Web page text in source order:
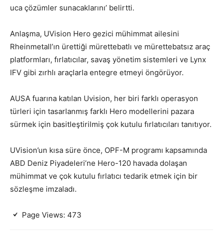
uca çözümler sunacaklarını’ belirtti.
Anlaşma, UVision Hero gezici mühimmat ailesini
Rheinmetall’ın ürettiği mürettebatlı ve mürettebatsız araç
platformları, fırlatıcılar, savaş yönetim sistemleri ve Lynx
IFV gibi zırhlı araçlarla entegre etmeyi öngörüyor.
AUSA fuarına katılan Uvision, her biri farklı operasyon
türleri için tasarlanmış farklı Hero modellerini pazara
sürmek için basitleştirilmiş çok kutulu fırlatıcıları tanıtıyor.
UVision’un kısa süre önce, OPF-M programı kapsamında
ABD Deniz Piyadeleri’ne Hero-120 havada dolaşan
mühimmat ve çok kutulu fırlatıcı tedarik etmek için bir
sözleşme imzaladı.
Page Views: 473